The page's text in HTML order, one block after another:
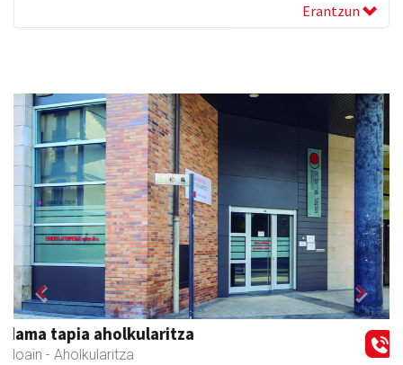
Erantzun
Xixori belar-denda
Andoain - Belar-denda
Previous Next